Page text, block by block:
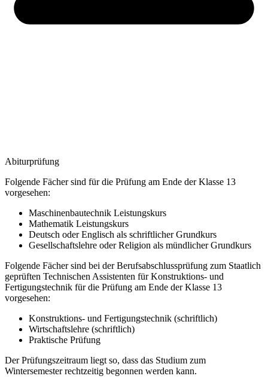
Abiturprüfung
Folgende Fächer sind für die Prüfung am Ende der Klasse 13
vorgesehen:
Maschinenbautechnik Leistungskurs
Mathematik Leistungskurs
Deutsch oder Englisch als schriftlicher Grundkurs
Gesellschaftslehre oder Religion als mündlicher Grundkurs
Folgende Fächer sind bei der Berufsabschlussprüfung zum Staatlich
geprüften Technischen Assistenten für Konstruktions- und
Fertigungstechnik für die Prüfung am Ende der Klasse 13
vorgesehen:
Konstruktions- und Fertigungstechnik (schriftlich)
Wirtschaftslehre (schriftlich)
Praktische Prüfung
Der Prüfungszeitraum liegt so, dass das Studium zum
Wintersemester rechtzeitig begonnen werden kann.